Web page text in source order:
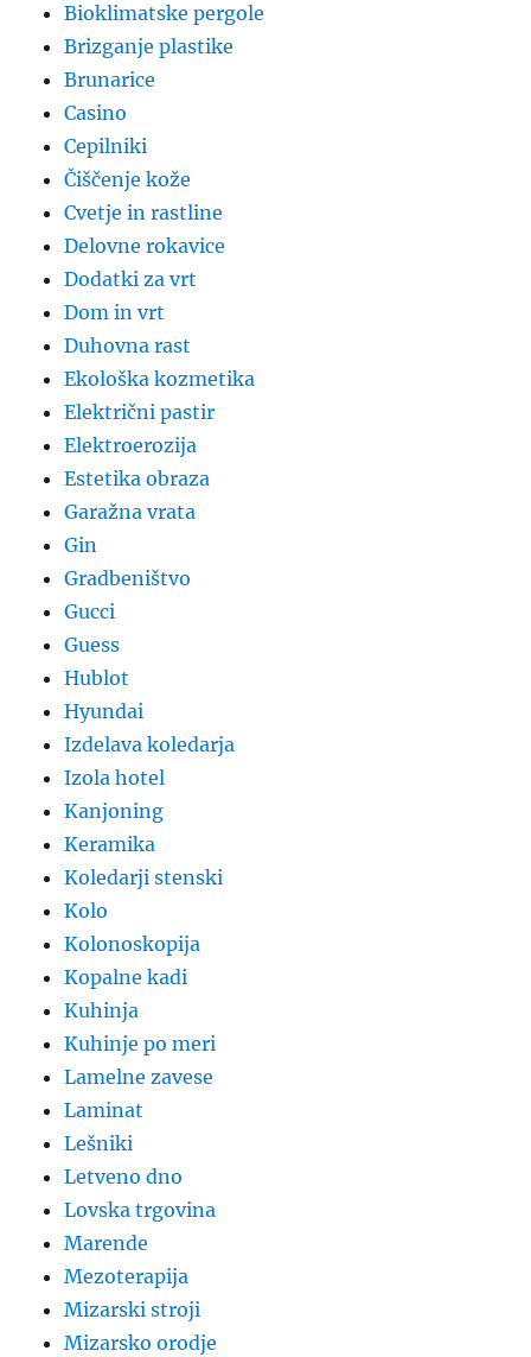
Bioklimatske pergole
Brizganje plastike
Brunarice
Casino
Cepilniki
Čiščenje kože
Cvetje in rastline
Delovne rokavice
Dodatki za vrt
Dom in vrt
Duhovna rast
Ekološka kozmetika
Električni pastir
Elektroerozija
Estetika obraza
Garažna vrata
Gin
Gradbeništvo
Gucci
Guess
Hublot
Hyundai
Izdelava koledarja
Izola hotel
Kanjoning
Keramika
Koledarji stenski
Kolo
Kolonoskopija
Kopalne kadi
Kuhinja
Kuhinje po meri
Lamelne zavese
Laminat
Lešniki
Letveno dno
Lovska trgovina
Marende
Mezoterapija
Mizarski stroji
Mizarsko orodje